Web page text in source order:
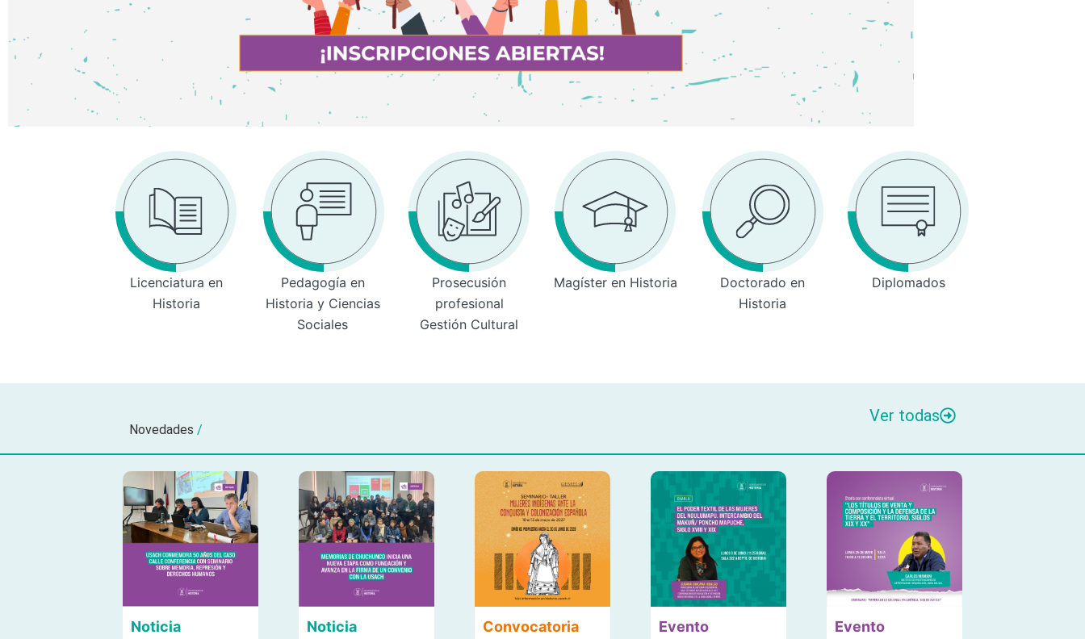
Licenciatura en
Historia
Pedagogía en
Historia y Ciencias
Sociales
Prosecusión
profesional
Gestión Cultural
Magíster en Historia
Doctorado en
Historia
Diplomados
Novedades /
Ver todas
Noticia Noticia Convocatoria Evento Evento